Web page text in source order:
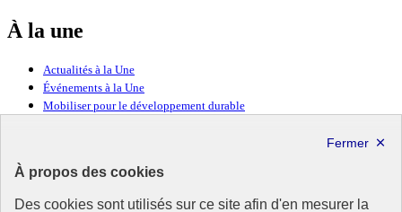
À propos des cookies
Des cookies sont utilisés sur ce site afin d'en mesurer la
À la une
Actualités à la Une
Événements à la Une
Mobiliser pour le développement durable
Ressources